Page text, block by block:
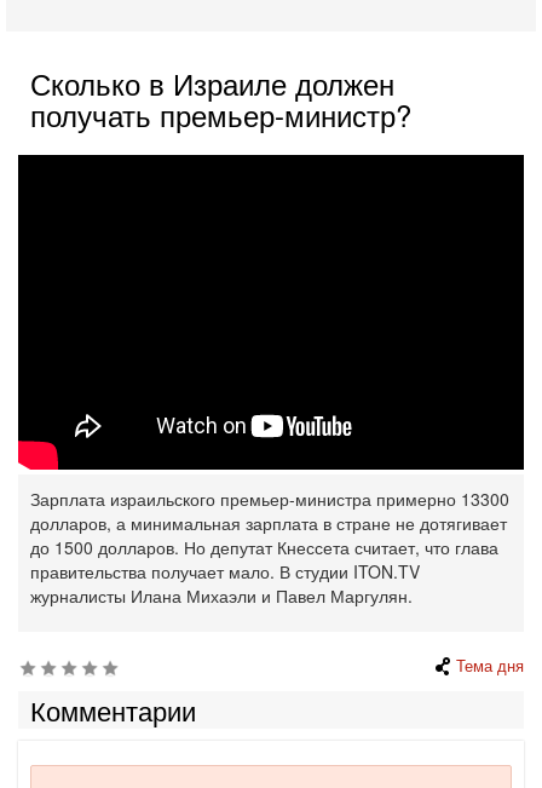
Сколько в Израиле должен
получать премьер-министр?
Зарплата израильского премьер-министра примерно 13300
долларов, а минимальная зарплата в ‎стране не дотягивает
до 1500 долларов. Но депутат Кнессета считает, что глава
правительства получает ‎мало. В студии ITON.TV
журналисты Илана Михаэли и Павел Маргулян.‎
Тема дня
Комментарии